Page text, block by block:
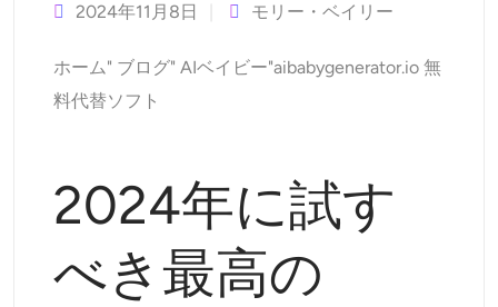
AI動画
テキストからビデオへ
ビデオエフェクト
AIキスジェネレーター
動画エフェクト
画像から画像へ
テキストから画像へ
AIツール
写真編集＆クリエイター
プライシング
2024年11月8日 モリー・ベイリー
ホーム" ブログ"AIベイビー"aibabygenerator.io 無
料代替ソフト
2024年に試す
べき最高の